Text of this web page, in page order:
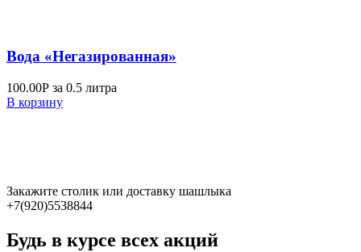
Вода «Негазированная»
100.00Р за 0.5 литра
В корзину
Закажите столик или доставку шашлыка
+7(920)5538844
Будь в курсе всех акций